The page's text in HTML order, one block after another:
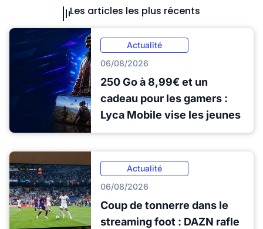
Les articles les plus récents
Actualité
06/08/2026
250 Go à 8,99€ et un
cadeau pour les gamers :
Lyca Mobile vise les jeunes
Actualité
06/08/2026
Coup de tonnerre dans le
streaming foot : DAZN rafle